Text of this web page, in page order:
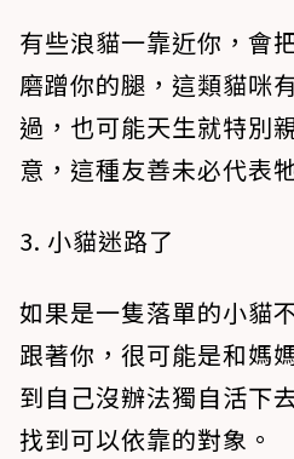
有些浪貓一靠近你，會
磨蹭你的腿，這類貓咪
過，也可能天生就特別
意，這種友善未必代表
3. 小貓迷路了
如果是一隻落單的小貓
跟著你，很可能是和媽
到自己沒辦法獨自活下
找到可以依靠的對象。